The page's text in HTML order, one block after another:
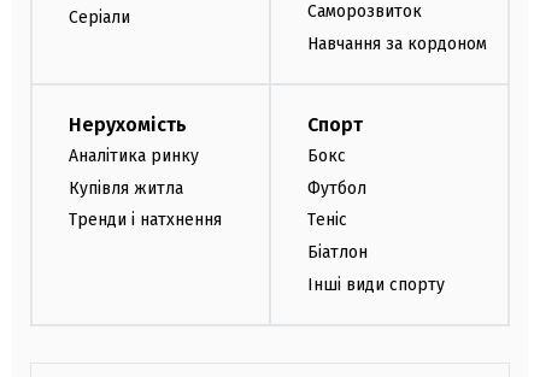
Серіали
Саморозвиток
Навчання за кордоном
Нерухомість
Аналітика ринку
Купівля житла
Тренди і натхнення
Спорт
Бокс
Футбол
Теніс
Біатлон
Інші види спорту